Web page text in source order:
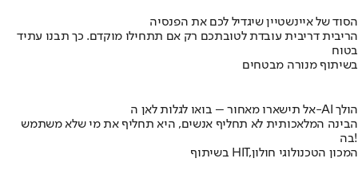
הסוד של איינשטיין שיגדיל לכם את הפנסיה
הריבית דריבית עובדת לטובתכם רק אם תתחילו מוקדם. כך תבנו עתיד
בטוח
בשיתוף מנורה מבטחים
אל תישארו מאחור – בואו לגלות לאן ה-AI הולך
הבינה המלאכותית לא תחליף אנשים, היא תחליף את מי שלא משתמש
בה!
בשיתוף HIT,המכון הטכנולוגי חולון